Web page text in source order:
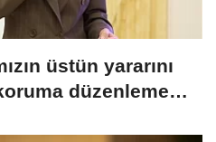
üstün yararını
düzenlemesi